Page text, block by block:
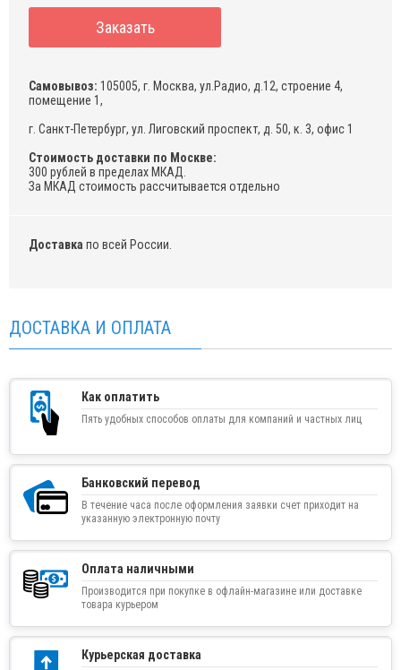
Заказать
Самовывоз: 105005, г. Москва, ул.Радио, д.12, строение 4,
помещение 1,
г. Санкт-Петербург, ул. Лиговский проспект, д. 50, к. 3, офис 1
Стоимость доставки по Москве:
300 рублей в пределах МКАД.
За МКАД стоимость рассчитывается отдельно
Доставка по всей России.
ДОСТАВКА И ОПЛАТА
Как оплатить
Пять удобных способов оплаты для компаний и частных лиц
Банковский перевод
В течение часа после оформления заявки счет приходит на
указанную электронную почту
Оплата наличными
Производится при покупке в офлайн-магазине или доставке
товара курьером
Курьерская доставка